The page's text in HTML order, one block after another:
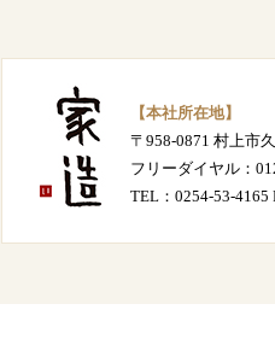
【本社所在地】
〒958-0871 村上市
フリーダイヤル：
TEL： 0254-53-4165